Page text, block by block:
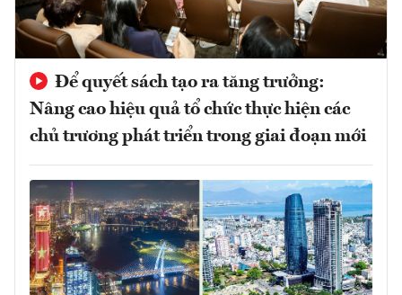
Để quyết sách tạo ra tăng trưởng:
Nâng cao hiệu quả tổ chức thực hiện các
chủ trương phát triển trong giai đoạn mới